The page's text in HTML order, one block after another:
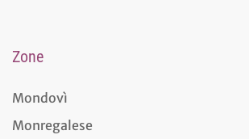
Zone
Mondovì
Monregalese